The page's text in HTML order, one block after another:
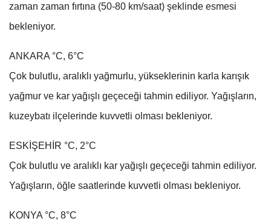
zaman zaman fırtına (50-80 km/saat) şeklinde esmesi
bekleniyor.
ANKARA °C, 6°C
Çok bulutlu, aralıklı yağmurlu, yükseklerinin karla karışık
yağmur ve kar yağışlı geçeceği tahmin ediliyor. Yağışların,
kuzeybatı ilçelerinde kuvvetli olması bekleniyor.
ESKİŞEHİR °C, 2°C
Çok bulutlu ve aralıklı kar yağışlı geçeceği tahmin ediliyor.
Yağışların, öğle saatlerinde kuvvetli olması bekleniyor.
KONYA °C, 8°C